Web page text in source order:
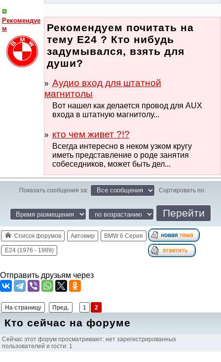
Рекомендуе
м
Рекомендуем почитать на
тему Е24 ? Кто нибудь
задумывался, взять для
души?
Аудио вход для штатной
магнитолы
Вот нашел как делается провод для AUX
входа в штатную магнитолу...
кто чем живет ?!?
Всегда интересно в неком узком кругу
иметь представление о роде занятия
собеседников, может быть дел...
Показать сообщения за: Сортировать по:
Список форумов Автомир BMW 6 Серия
E24 (1976 - 1989)
Отправить друзьям через
На страницу Пред. 1 2
Кто сейчас на форуме
Сейчас этот форум просматривают: нет зарегистрированных
пользователей и гости: 1